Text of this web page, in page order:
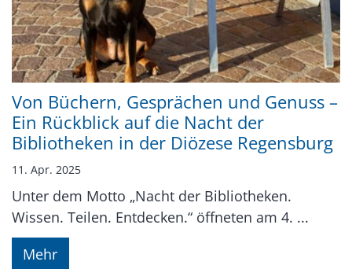
Von Büchern, Gesprächen und Genuss –
Ein Rückblick auf die Nacht der
Bibliotheken in der Diözese Regensburg
11. Apr. 2025
Unter dem Motto „Nacht der Bibliotheken.
Wissen. Teilen. Entdecken.“ öffneten am 4. ...
Mehr